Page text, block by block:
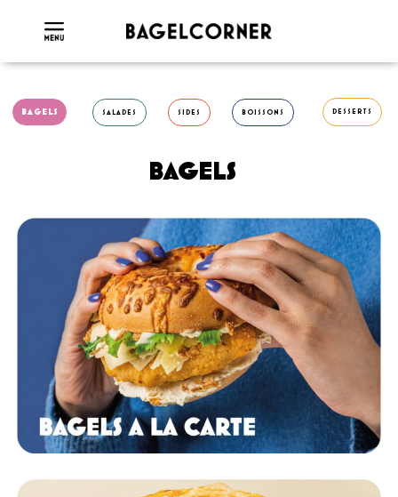
BAGELS SALADES SIDES BOISSONS DESSERTS
BAGELS